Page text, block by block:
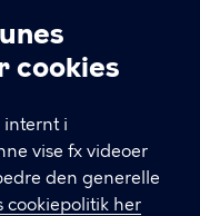
cookies
internt i
vise fx videoer
den generelle
cookiepolitik her